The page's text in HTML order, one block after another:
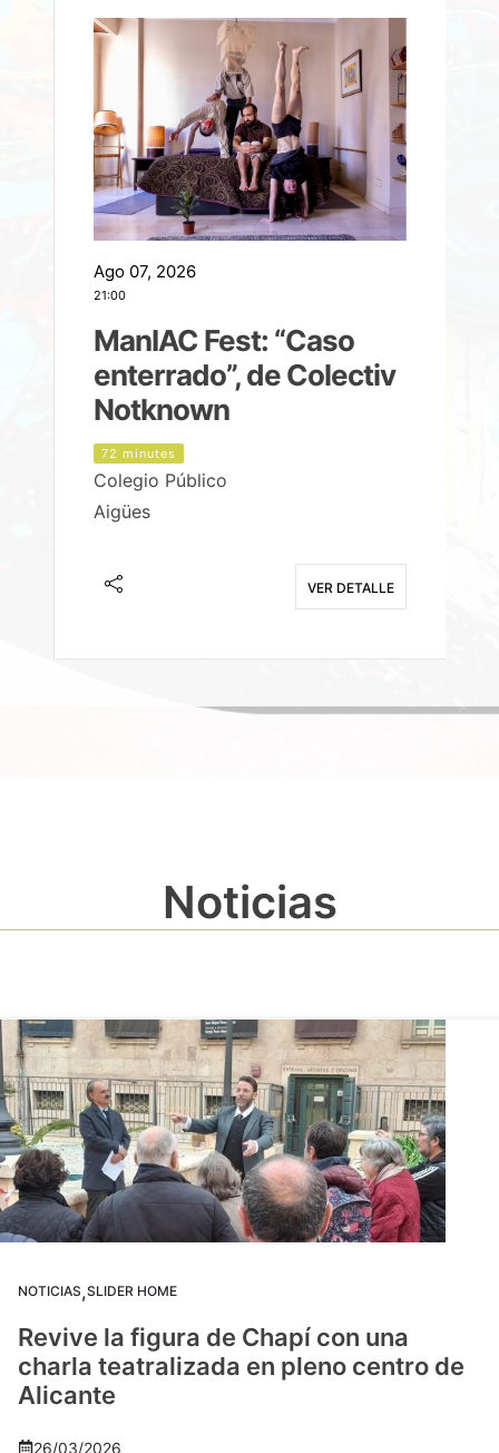
Ago 07, 2026
21:00
ManIAC Fest: “Caso
enterrado”, de Colectiv
Notknown
72 minutes
Colegio Público
Aigües
VER DETALLE
Noticias
NOTICIAS,SLIDER HOME
Revive la figura de Chapí con una
charla teatralizada en pleno centro de
Alicante
26/03/2026